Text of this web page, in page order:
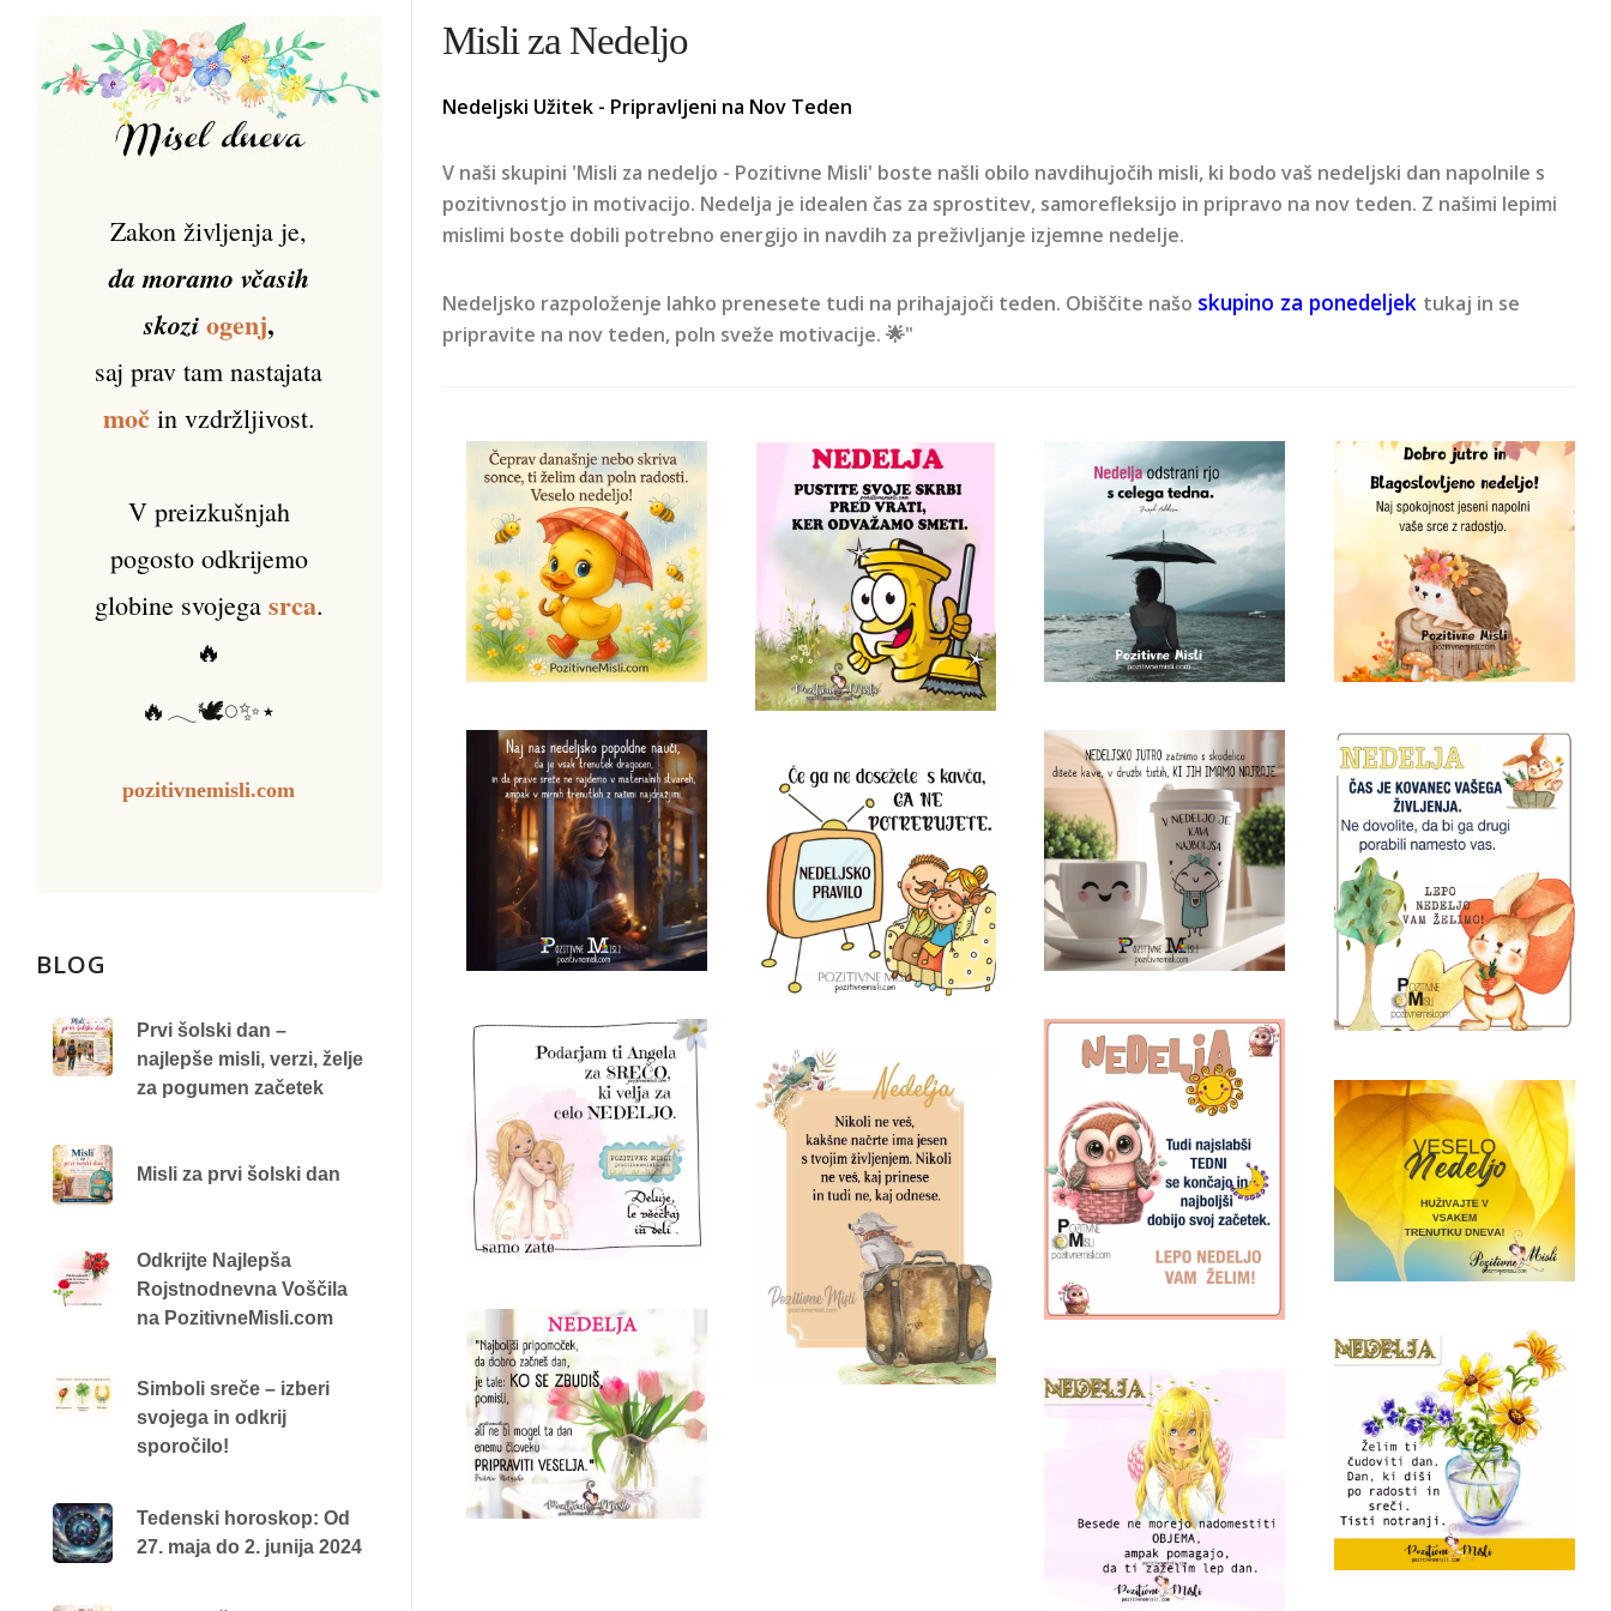
Misli za Nedeljo
Nedeljski Užitek - Pripravljeni na Nov Teden
V naši skupini 'Misli za nedeljo - Pozitivne Misli' boste našli obilo navdihujočih misli, ki bodo vaš nedeljski dan napolnile s
pozitivnostjo in motivacijo. Nedelja je idealen čas za sprostitev, samorefleksijo in pripravo na nov teden. Z našimi lepimi
mislimi boste dobili potrebno energijo in navdih za preživljanje izjemne nedelje.
Nedeljsko razpoloženje lahko prenesete tudi na prihajajoči teden. Obiščite našo skupino za ponedeljek tukaj in se
pripravite na nov teden, poln sveže motivacije. 🌟"
Zakon življenja je,
da moramo včasih
skozi ogenj,
saj prav tam nastajata
močin vzdržljivost.
V preizkušnjah
pogosto odkrijemo
globine svojega srca.
🔥
🔥𓂃🕊️𓏸✨⋆
pozitivnemisli.com
BLOG
Prvi šolski dan –
najlepše misli, verzi, želje
za pogumen začetek
Misli za prvi šolski dan
Odkrijte Najlepša
Rojstnodnevna Voščila
na PozitivneMisli.com
Simboli sreče – izberi
svojega in odkrij
sporočilo!
Tedenski horoskop: Od
27. maja do 2. junija 2024